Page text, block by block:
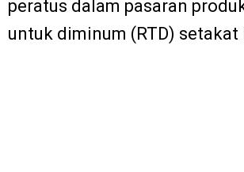
peratus dalam pasaran
untuk diminum (RTD) setakat